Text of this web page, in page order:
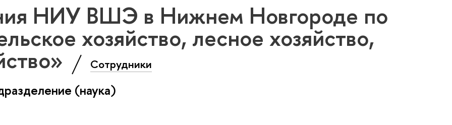
НИУ ВШЭ в Нижнем Новгороде по
хозяйство, лесное хозяйство,
Сотрудники
(наука)